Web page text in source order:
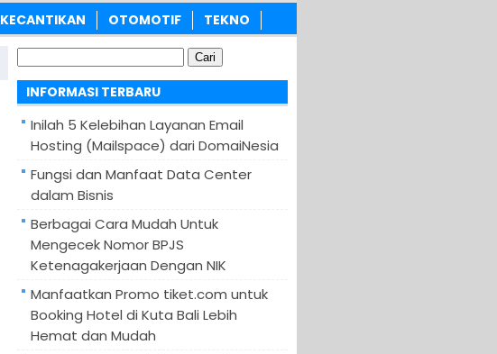
KECANTIKAN OTOMOTIF TEKNO
untuk:
INFORMASI TERBARU
Inilah 5 Kelebihan Layanan Email
Hosting (Mailspace) dari DomaiNesia
Fungsi dan Manfaat Data Center
dalam Bisnis
Berbagai Cara Mudah Untuk
Mengecek Nomor BPJS
Ketenagakerjaan Dengan NIK
Manfaatkan Promo tiket.com untuk
Booking Hotel di Kuta Bali Lebih
Hemat dan Mudah